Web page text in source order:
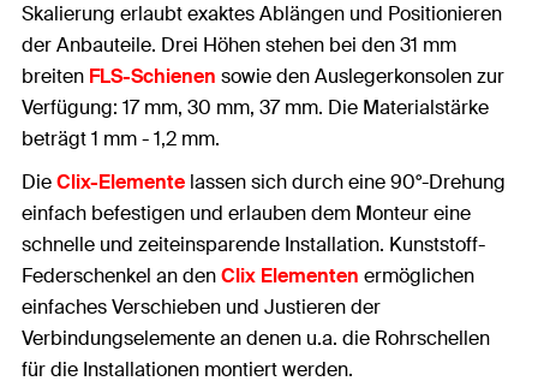
Skalierung erlaubt exaktes Ablängen und Positionieren
der Anbauteile. Drei Höhen stehen bei den 31 mm
breiten FLS-Schienen sowie den Auslegerkonsolen zur
Verfügung: 17 mm, 30 mm, 37 mm. Die Materialstärke
beträgt 1 mm - 1,2 mm.
DieClix-Elemente lassen sich durch eine 90°-Drehung
einfach befestigen und erlauben dem Monteur eine
schnelle und zeiteinsparende Installation. Kunststoff-
Federschenkel an denClix Elementen ermöglichen
einfaches Verschieben und Justieren der
Verbindungselemente an denen u.a. die Rohrschellen
für die Installationen montiert werden.